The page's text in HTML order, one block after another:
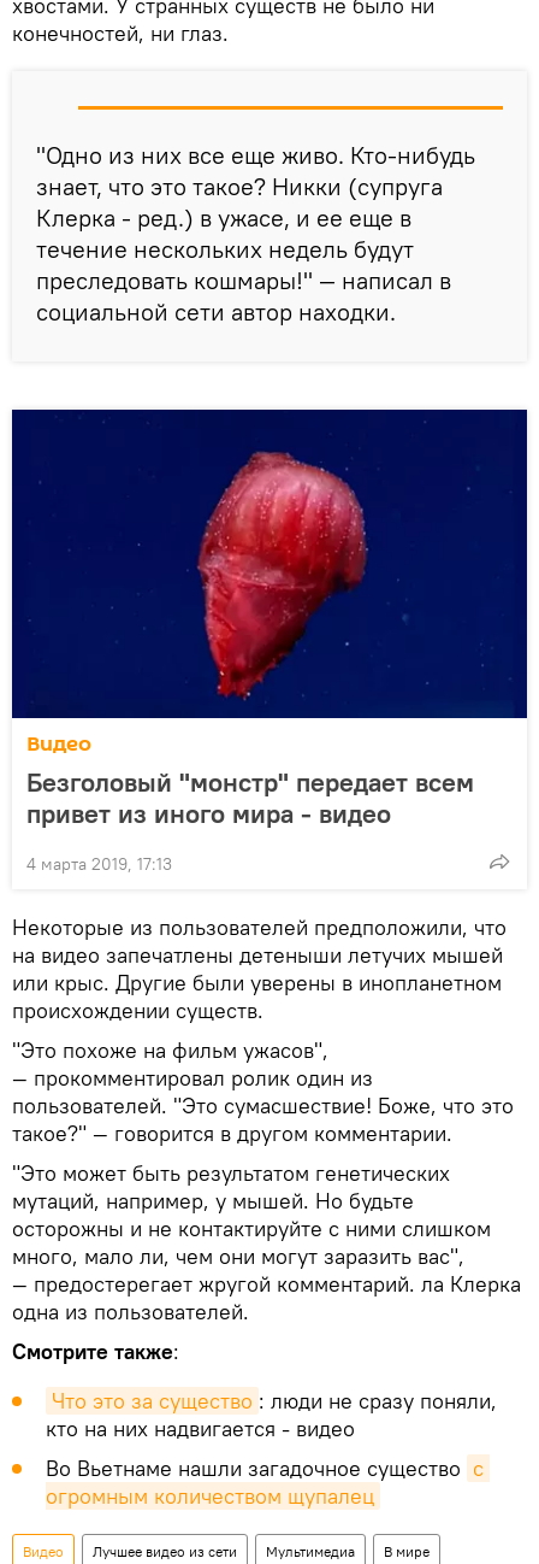
конечностей, ни глаз.
"Одно из них все еще живо. Кто-нибудь
знает, что это такое? Никки (супруга
Клерка - ред.) в ужасе, и ее еще в
течение нескольких недель будут
преследовать кошмары!" — написал в
социальной сети автор находки.
Видео
Безголовый "монстр" передает всем
привет из иного мира - видео
4 марта 2019, 17:13
Некоторые из пользователей предположили, что
на видео запечатлены детеныши летучих мышей
или крыс. Другие были уверены в инопланетном
происхождении существ.
"Это похоже на фильм ужасов",
— прокомментировал ролик один из
пользователей. "Это сумасшествие! Боже, что это
такое?" — говорится в другом комментарии.
"Это может быть результатом генетических
мутаций, например, у мышей. Но будьте
осторожны и не контактируйте с ними слишком
много, мало ли, чем они могут заразить вас",
— предостерегает жругой комментарий. ла Клерка
одна из пользователей.
Смотрите также:
Что это за существо : люди не сразу поняли,
кто на них надвигается - видео
Во Вьетнаме нашли загадочное существо с
огромным количеством щупалец
Видео Лучшее видео из сети Мультимедиа В мире